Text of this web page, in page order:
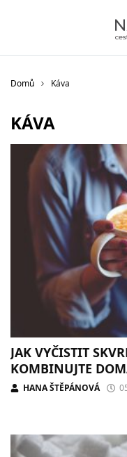
Domů Káva
KÁVA
JAK VYČISTIT
KOMBINUJTE
HANA ŠTĚPÁNOVÁ